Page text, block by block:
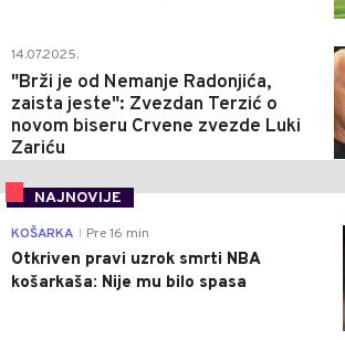
14.07.2025.
"Brži je od Nemanje Radonjića,
zaista jeste": Zvezdan Terzić o
novom biseru Crvene zvezde Luki
Zariću
NAJNOVIJE
KOŠARKA Pre 16 min
Otkriven pravi uzrok smrti NBA
košarkaša: Nije mu bilo spasa